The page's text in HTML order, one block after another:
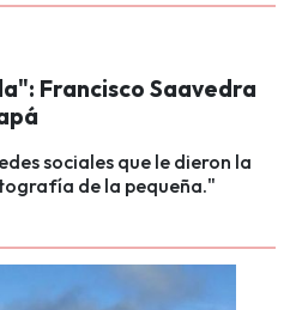
Francisco Saavedra
sociales que le dieron la
de la pequeña."